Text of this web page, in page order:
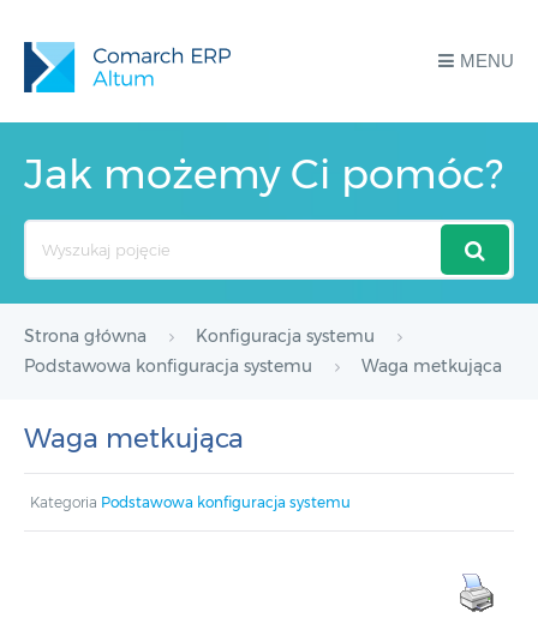
MENU
Jak możemy Ci pomóc?
Strona główna
Konfiguracja systemu
Podstawowa konfiguracja systemu
Waga metkująca
Waga metkująca
Kategoria Podstawowa konfiguracja systemu